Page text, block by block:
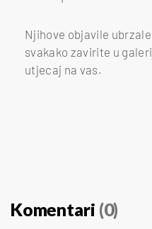
Njihove objavile
svakako zavirite u
utjecaj na vas.
Komentari (0)